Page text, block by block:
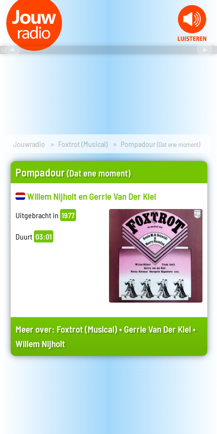
Jouwradio Foxtrot (Musical) Pompadour(Dat ene moment)
Pompadour(Dat ene moment)
Willem Nijholt en Gerrie Van Der Klei
Uitgebracht in 1977
Duurt 03:01
Meer over: Foxtrot (Musical)•Gerrie Van Der Klei•
Willem Nijholt